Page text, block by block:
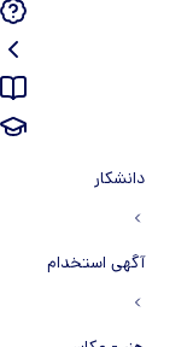
دانشکار
آگهی استخدام